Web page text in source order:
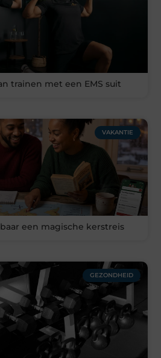
trainen met een EMS suit
VAKANTIE
een magische kerstreis
GEZONDHEID